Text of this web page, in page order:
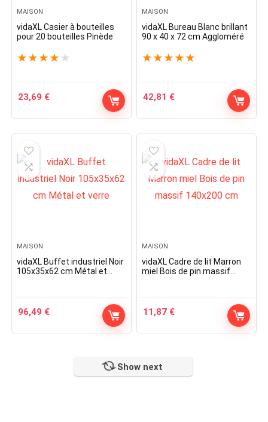
MAISON
vidaXL Casier à bouteilles
pour 20 bouteilles Pinède
★ ★ ★ ★ ★
23,69 €
MAISON
vidaXL Bureau Blanc brillant
90 x 40 x 72 cm Aggloméré
★ ★ ★ ★ ★
42,81 €
MAISON
vidaXL Buffet industriel Noir
105x35x62 cm Métal et
96,49 €
MAISON
vidaXL Cadre de lit Marron
miel Bois de pin massif
11,87 €
Show next